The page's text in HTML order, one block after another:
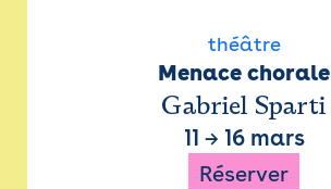
théâtre
Menace chorale
Gabriel Sparti
11 → 16 mars
Réserver